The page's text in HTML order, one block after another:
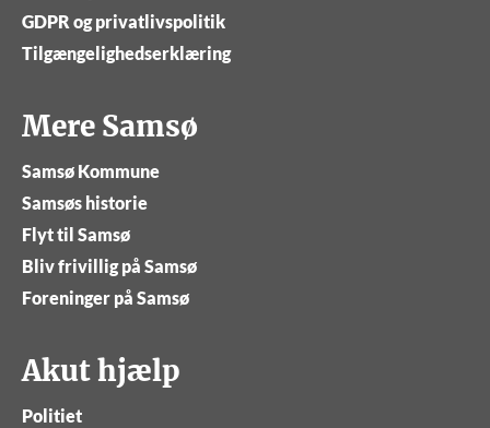
GDPR og privatlivspolitik
Tilgængelighedserklæring
Mere Samsø
Samsø Kommune
Samsøs historie
Flyt til Samsø
Bliv frivillig på Samsø
Foreninger på Samsø
Akut hjælp
Politiet